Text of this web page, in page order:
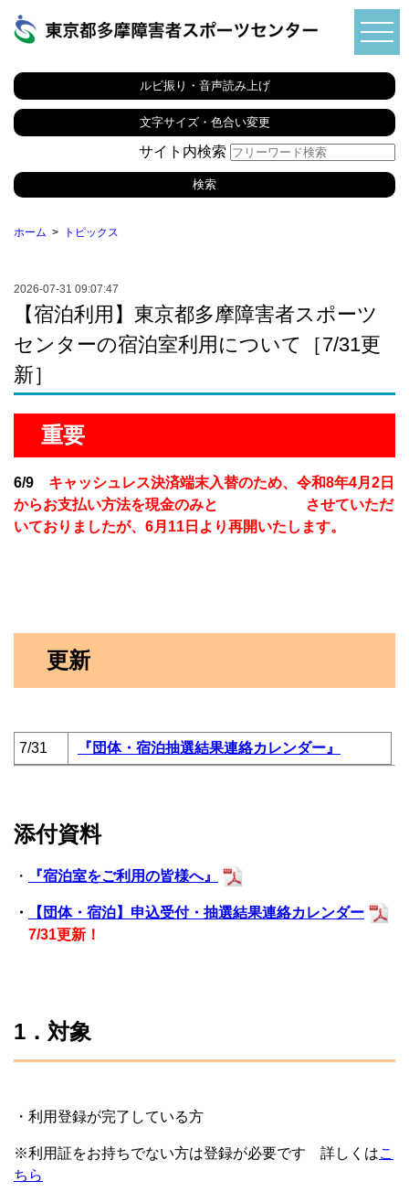
ルビ振り・音声読み上げ
文字サイズ・色合い変更
サイト内検索
ホーム トピックス
2026-07-31 09:07:47
【宿泊利用】東京都多摩障害者スポーツ
センターの宿泊室利用について［7/31更
新］
重要
6/9 キャッシュレス決済端末入替のため、令和8年4月2日
からお支払い方法を現金のみと
させていただ
いておりましたが、 6月11日より再開いたします。
更新
7/31 『団体・宿泊抽選結果連絡カレンダー』
添付資料
・ 『宿泊室をご利用の皆様へ』
・
【団体・宿泊】申込受付・抽選結果連絡カレンダー
7/31更新！
1．対象
・利用登録が完了している方
※利用証をお持ちでない方は登録が必要です 詳しくはこ
ちら